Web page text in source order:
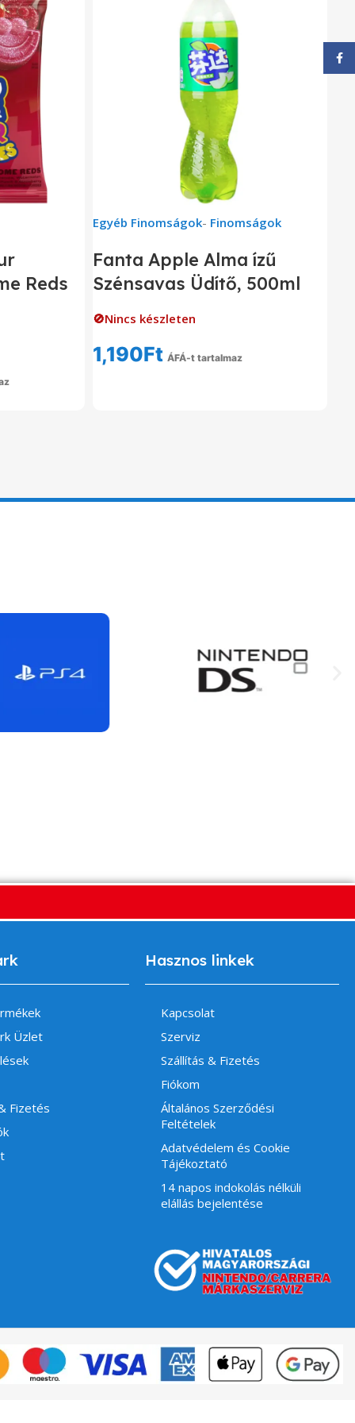
Reds
Egyéb Finomságok- Finomságok
Fanta Apple Alma ízű
Szénsavas Üdítő, 500ml
🚫Nincs készleten
1,190Ft ÁFÁ-t tartalmaz
Üzlet
Fizetés
Hasznos linkek
Kapcsolat
Szerviz
Szállítás & Fizetés
Fiókom
Általános Szerződési
Feltételek
Adatvédelem és Cookie
Tájékoztató
14 napos indokolás nélküli
elállás bejelentése